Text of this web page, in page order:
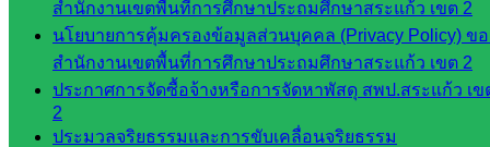
สำนักงานเขตพื้นที่การศึกษาประถมศึกษาสระแก้ว เขต 2
นโยบายการคุ้มครองข้อมูลส่วนบุคคล (Privacy Policy) ข
สำนักงานเขตพื้นที่การศึกษาประถมศึกษาสระแก้ว เขต 2
ประกาศการจัดซื้อจ้างหรือการจัดหาพัสดุ สพป.สระแก้ว เข
2
ประมวลจริยธรรมและการขับเคลื่อนจริยธรรม
เว็บไซต์
อ.ค.ก.ศ.เขต
พื้นที่การ
ศึกษา